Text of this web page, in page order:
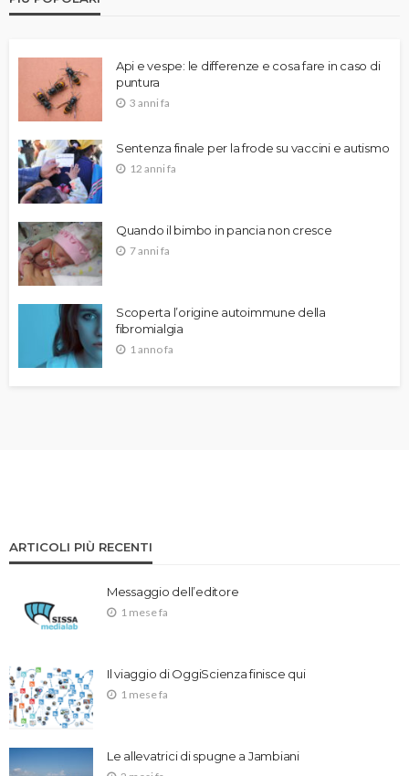
Api e vespe: le differenze e cosa fare in caso di
puntura
3 anni fa
Sentenza finale per la frode su vaccini e autismo
12 anni fa
Quando il bimbo in pancia non cresce
7 anni fa
Scoperta l’origine autoimmune della
fibromialgia
1 anno fa
ARTICOLI PIÙ RECENTI
Messaggio dell’editore
1 mese fa
Il viaggio di OggiScienza finisce qui
1 mese fa
Le allevatrici di spugne a Jambiani